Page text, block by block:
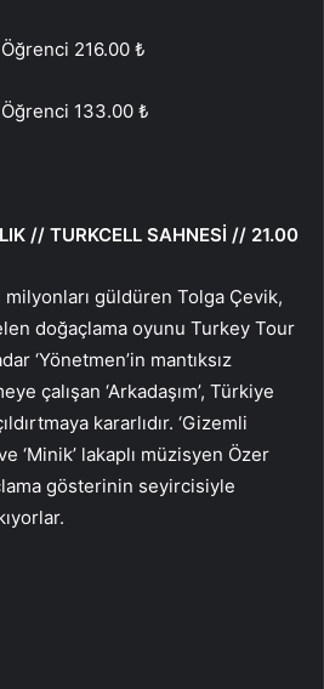
216.00 ₺
133.00 ₺
// TURKCELL SAHNESİ // 21.00
milyonları güldüren Tolga Çevik,
doğaçlama oyunu Turkey Tour
‘Yönetmen’in mantıksız
çalışan ‘Arkadaşım’, Türkiye
kararlıdır. ‘Gizemli
‘Minik’ lakaplı müzisyen Özer
gösterinin seyircisiyle